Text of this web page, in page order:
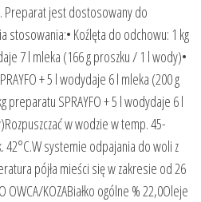
Preparat jest dostosowany do
stosowania:• Koźlęta do odchowu: 1 kg
7 l mleka (166 g proszku / 1 l wody)•
+ 5 l wodydaje 6 l mleka (200 g
preparatu SPRAYFO + 5 l wodydaje 6 l
w wodzie w temp. 45-
42°C.W systemie odpajania do woli z
pójła mieści się w zakresie od 26
OWCA/KOZABiałko ogólne % 22,0Oleje